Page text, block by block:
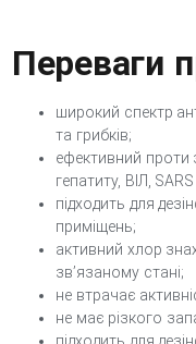
Переваги
широкий спектр
та грибків;
ефективний проти
гепатиту, ВІЛ,
підходить для
приміщень;
активний хлор
зв’язаному стані;
не втрачає
не має різкого